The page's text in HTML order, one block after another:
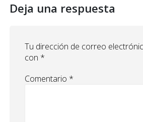
Deja una respuesta
Tu dirección de correo
con *
Comentario *